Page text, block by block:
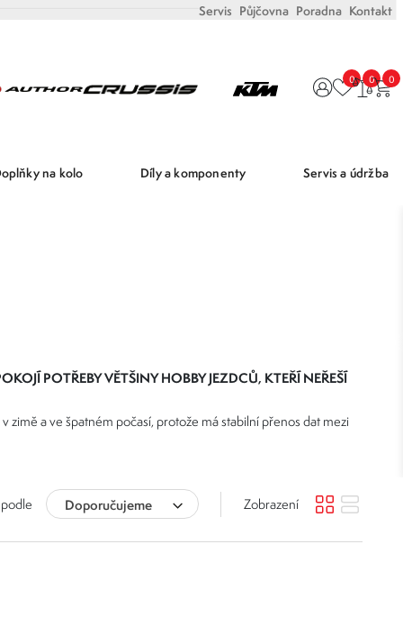
Servis Půjčovna Poradna Kontakt
0 0 0
na kolo Díly a komponenty Servis a údržba
POTŘEBY VĚTŠINY HOBBY JEZDCŮ, KTEŘÍ NEŘEŠÍ
a ve špatném počasí, protože má stabilní přenos dat mezi
Doporučujeme Zobrazení